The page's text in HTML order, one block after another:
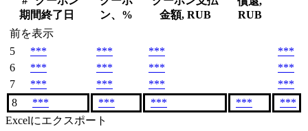
期間終了日
ン、%
金額, RUB
RUB
前を表示
5
*** *** ***
***
6
*** *** ***
***
7
*** *** ***
***
8
*** *** *** ***
***
Excelにエクスポート